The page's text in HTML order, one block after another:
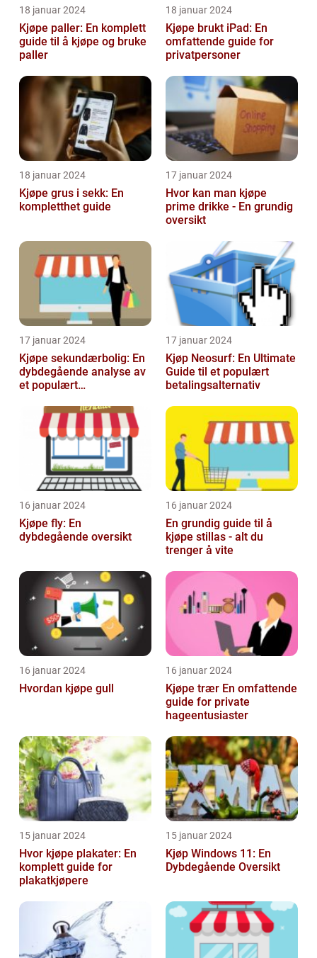
18 januar 2024
Kjøpe paller: En komplett
guide til å kjøpe og bruke
paller
18 januar 2024
Kjøpe brukt iPad: En
omfattende guide for
privatpersoner
18 januar 2024
Kjøpe grus i sekk: En
kompletthet guide
17 januar 2024
Hvor kan man kjøpe
prime drikke - En grundig
oversikt
17 januar 2024
Kjøpe sekundærbolig: En
dybdegående analyse av
et populært
17 januar 2024
Kjøp Neosurf: En Ultimate
Guide til et populært
betalingsalternativ
16 januar 2024
Kjøpe fly: En
dybdegående oversikt
16 januar 2024
En grundig guide til å
kjøpe stillas - alt du
trenger å vite
16 januar 2024
Hvordan kjøpe gull
16 januar 2024
Kjøpe trær En omfattende
guide for private
hageentusiaster
15 januar 2024
Hvor kjøpe plakater: En
komplett guide for
plakatkjøpere
15 januar 2024
Kjøp Windows 11: En
Dybdegående Oversikt